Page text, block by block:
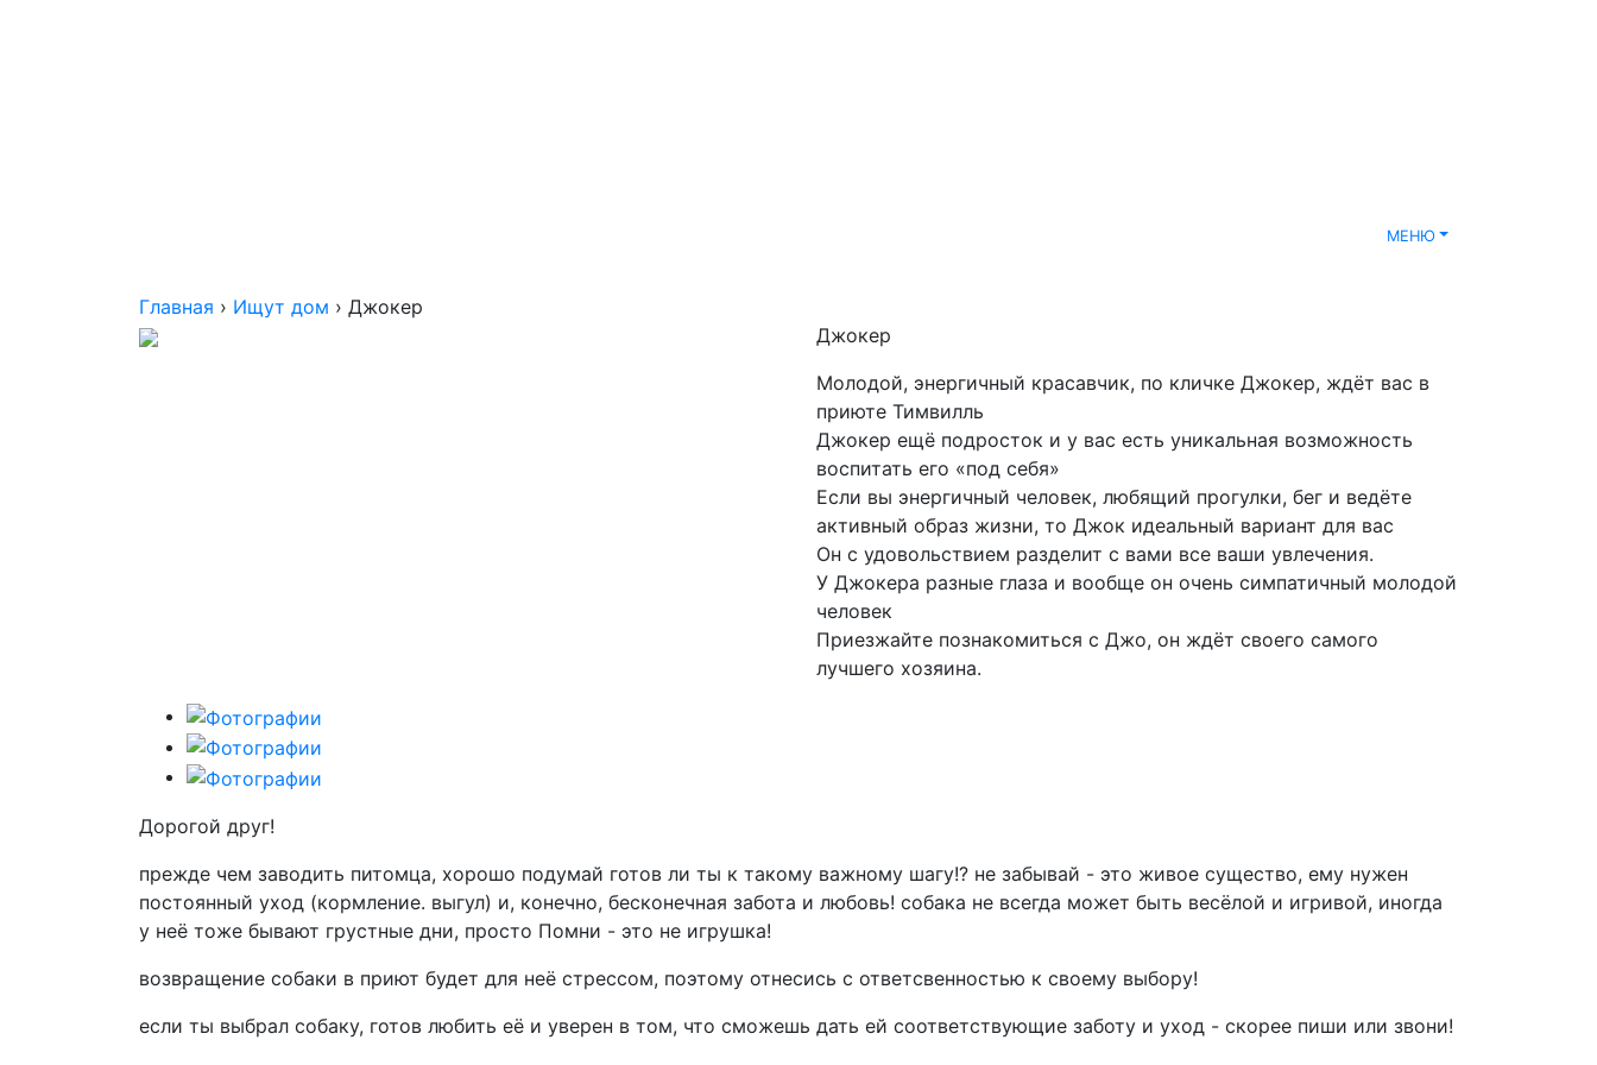
МЕНЮ
Главная › Ищут дом › Джокер
Джокер
Молодой, энергичный красавчик, по кличке Джокер, ждёт вас в
приюте Тимвилль
Джокер ещё подросток и у вас есть уникальная возможность
воспитать его «под себя»
Если вы энергичный человек, любящий прогулки, бег и ведёте
активный образ жизни, то Джок идеальный вариант для вас
Он с удовольствием разделит с вами все ваши увлечения.
У Джокера разные глаза и вообще он очень симпатичный молодой
человек
Приезжайте познакомиться с Джо, он ждёт своего самого
лучшего хозяина.
Дорогой друг!
прежде чем заводить питомца, хорошо подумай готов ли ты к такому важному шагу!? не забывай - это живое существо, ему нужен
постоянный уход (кормление. выгул) и, конечно, бесконечная забота и любовь! собака не всегда может быть весёлой и игривой, иногда
у неё тоже бывают грустные дни, просто Помни - это не игрушка!
возвращение собаки в приют будет для неё стрессом, поэтому отнесись с ответсвенностью к своему выбору!
если ты выбрал собаку, готов любить её и уверен в том, что сможешь дать ей соответствующие заботу и уход - скорее пиши или звони!